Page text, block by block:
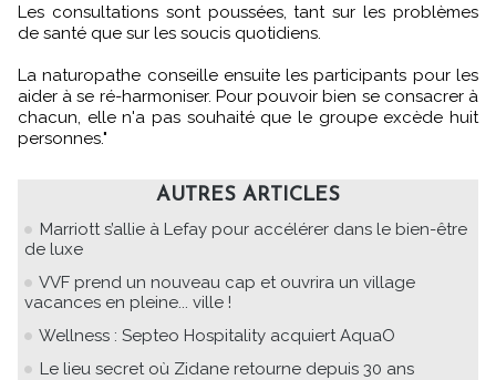
Les consultations sont poussées, tant sur les problèmes
de santé que sur les soucis quotidiens.
La naturopathe conseille ensuite les participants pour les
aider à se ré-harmoniser. Pour pouvoir bien se consacrer à
chacun, elle n'a pas souhaité que le groupe excède huit
personnes."
AUTRES ARTICLES
Marriott s’allie à Lefay pour accélérer dans le bien-être
de luxe
VVF prend un nouveau cap et ouvrira un village
vacances en pleine... ville !
Wellness : Septeo Hospitality acquiert AquaO
Le lieu secret où Zidane retourne depuis 30 ans